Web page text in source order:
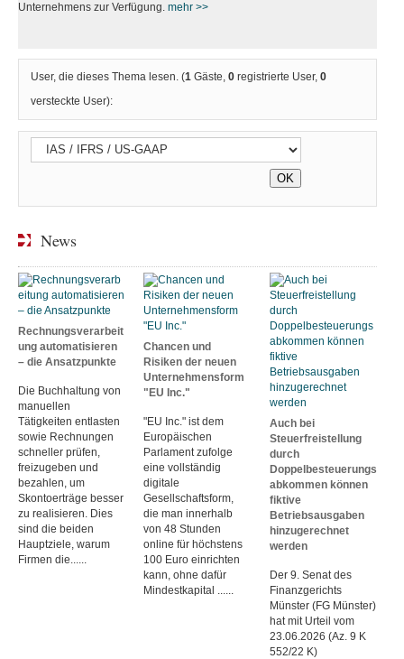
Unternehmens zur Verfügung. mehr >>
User, die dieses Thema lesen. (1 Gäste,0 registrierte User,0
versteckte User):
News
Rechnungsverarbeit
ung automatisieren
– die Ansatzpunkte
Die Buchhaltung von
manuellen
Tätigkeiten entlasten
sowie Rechnungen
schneller prüfen,
freizugeben und
bezahlen, um
Skontoerträge besser
zu realisieren. Dies
sind die beiden
Hauptziele, warum
Firmen die......
Chancen und
Risiken der neuen
Unternehmensform
"EU Inc."
"EU Inc." ist dem
Europäischen
Parlament zufolge
eine vollständig
digitale
Gesellschaftsform,
die man innerhalb
von 48 Stunden
online für höchstens
100 Euro einrichten
kann, ohne dafür
Mindestkapital ......
Auch bei
Steuerfreistellung
durch
Doppelbesteuerungs
abkommen können
fiktive
Betriebsausgaben
hinzugerechnet
werden
Der 9. Senat des
Finanzgerichts
Münster (FG Münster)
hat mit Urteil vom
23.06.2026 (Az. 9 K
552/22 K)